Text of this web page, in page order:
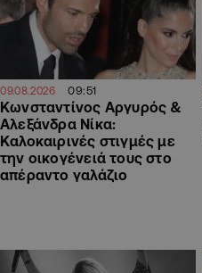
09.08.2026 09:51
Κωνσταντίνος Αργυρός &
Αλεξάνδρα Νίκα:
Καλοκαιρινές στιγμές με
την οικογένειά τους στο
απέραντο γαλάζιο